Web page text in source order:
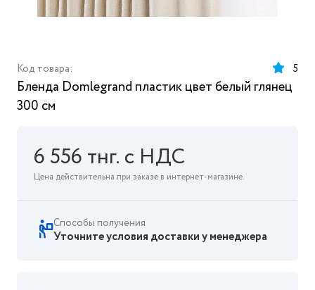
Код товара: 5
Бленда Domlegrand пластик цвет белый глянец
300 см
6 556 тнг. с НДС
Цена действительна при заказе в интернет-магазине.
Способы получения
Уточните условия доставки у менеджера